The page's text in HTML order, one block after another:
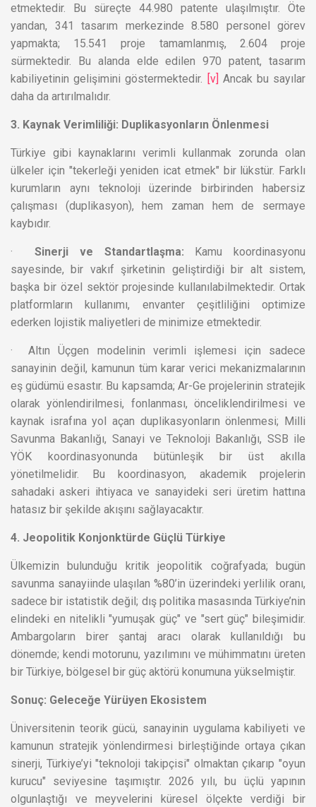
etmektedir. Bu süreçte 44.980 patente ulaşılmıştır. Öte
yandan, 341 tasarım merkezinde 8.580 personel görev
yapmakta; 15.541 proje tamamlanmış, 2.604 proje
sürmektedir. Bu alanda elde edilen 970 patent, tasarım
kabiliyetinin gelişimini göstermektedir. [v] Ancak bu sayılar
daha da artırılmalıdır.
3. Kaynak Verimliliği: Duplikasyonların Önlenmesi
Türkiye gibi kaynaklarını verimli kullanmak zorunda olan
ülkeler için "tekerleği yeniden icat etmek" bir lükstür. Farklı
kurumların aynı teknoloji üzerinde birbirinden habersiz
çalışması (duplikasyon), hem zaman hem de sermaye
kaybıdır.
·Sinerji ve Standartlaşma: Kamu koordinasyonu
sayesinde, bir vakıf şirketinin geliştirdiği bir alt sistem,
başka bir özel sektör projesinde kullanılabilmektedir. Ortak
platformların kullanımı, envanter çeşitliliğini optimize
ederken lojistik maliyetleri de minimize etmektedir.
· Altın Üçgen modelinin verimli işlemesi için sadece
sanayinin değil, kamunun tüm karar verici mekanizmalarının
eş güdümü esastır. Bu kapsamda; Ar-Ge projelerinin stratejik
olarak yönlendirilmesi, fonlanması, önceliklendirilmesi ve
kaynak israfına yol açan duplikasyonların önlenmesi; Milli
Savunma Bakanlığı, Sanayi ve Teknoloji Bakanlığı, SSB ile
YÖK koordinasyonunda bütünleşik bir üst akılla
yönetilmelidir. Bu koordinasyon, akademik projelerin
sahadaki askeri ihtiyaca ve sanayideki seri üretim hattına
hatasız bir şekilde akışını sağlayacaktır.
4. Jeopolitik Konjonktürde Güçlü Türkiye
Ülkemizin bulunduğu kritik jeopolitik coğrafyada; bugün
savunma sanayiinde ulaşılan %80’in üzerindeki yerlilik oranı,
sadece bir istatistik değil; dış politika masasında Türkiye’nin
elindeki en nitelikli "yumuşak güç" ve "sert güç" bileşimidir.
Ambargoların birer şantaj aracı olarak kullanıldığı bu
dönemde; kendi motorunu, yazılımını ve mühimmatını üreten
bir Türkiye, bölgesel bir güç aktörü konumuna yükselmiştir.
Sonuç: Geleceğe Yürüyen Ekosistem
Üniversitenin teorik gücü, sanayinin uygulama kabiliyeti ve
kamunun stratejik yönlendirmesi birleştiğinde ortaya çıkan
sinerji, Türkiye’yi "teknoloji takipçisi" olmaktan çıkarıp "oyun
kurucu" seviyesine taşımıştır. 2026 yılı, bu üçlü yapının
olgunlaştığı ve meyvelerini küresel ölçekte verdiği bir